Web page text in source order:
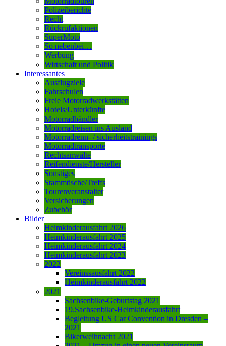
Polizeiberichte
Recht
Rückrufaktionen
SuperMoto
So nebenbei…
Werbung
Wirtschaft und Politik
Interessantes
Ausflugziele
Fahrschulen
Freie Motorradwerkstätten
Hotels/Unterkünfte
Motorradhändler
Motorradreisen ins Ausland
Motorradrenn- / sicherheitstrainings
Motorradtransporte
Rechtsanwälte
Reifendienste/Hersteller
Sonstiges
Stammtische/Treffs
Tourenveranstalter
Versicherungen
Zubehör
Bilder
Heimkinderausfahrt 2026
Heimkinderausfahrt 2025
Heimkinderausfahrt 2024
Heimkinderausfahrt 2023
2022
Vereinssausfahrt 2022
Heimkinderausfahrt 2022
2021
Sachsenbike-Geburtstag 2021
19.Sachsenbike-Heimkinderausfahrt
Begleitung US Car Convention in Dresden –
2021
Bikerweihnacht 2021